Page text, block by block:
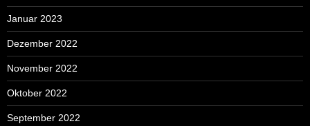
Januar 2023
Dezember 2022
November 2022
Oktober 2022
September 2022